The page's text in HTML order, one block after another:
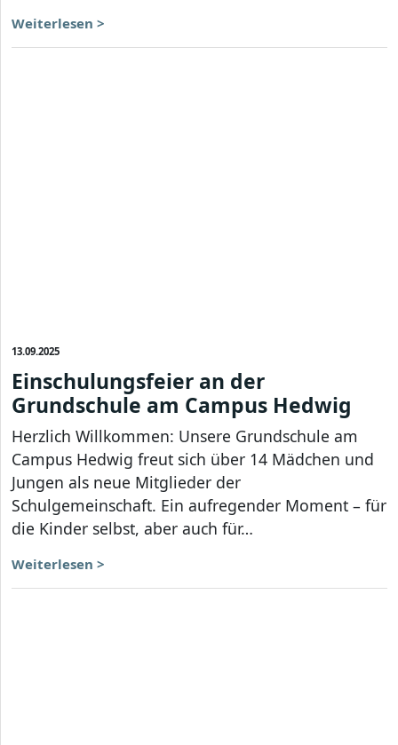
Weiterlesen >
13.09.2025
Einschulungsfeier an der
Grundschule am Campus Hedwig
Herzlich Willkommen: Unsere Grundschule am
Campus Hedwig freut sich über 14 Mädchen und
Jungen als neue Mitglieder der
Schulgemeinschaft. Ein aufregender Moment – für
die Kinder selbst, aber auch für…
Weiterlesen >